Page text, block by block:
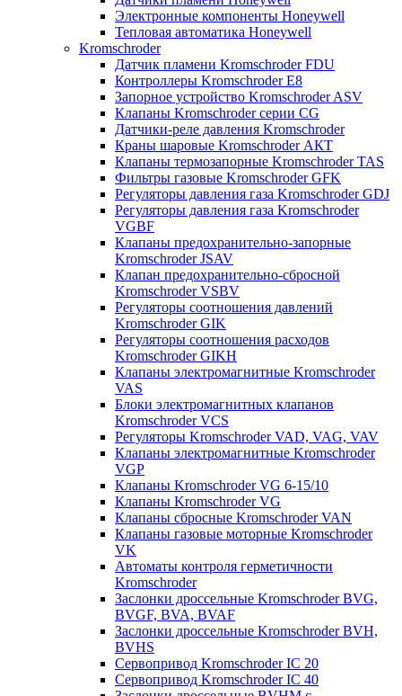
Электронные компоненты Honeywell
Тепловая автоматика Honeywell
Kromschroder
Датчик пламени Kromschroder FDU
Контроллеры Kromschroder E8
Запорное устройство Kromschroder ASV
Клапаны Kromschroder серии CG
Датчики-реле давления Kromschroder
Краны шаровые Kromschroder АКТ
Клапаны термозапорные Kromschroder TAS
Фильтры газовые Kromschroder GFK
Регуляторы давления газа Kromschroder GDJ
Регуляторы давления газа Kromschroder
VGBF
Клапаны предохранительно-запорные
Kromschroder JSAV
Клапан предохранительно-сбросной
Kromschroder VSBV
Регуляторы соотношения давлений
Kromschroder GIK
Регуляторы соотношения расходов
Kromschroder GIKH
Клапаны электромагнитные Kromschroder
VAS
Блоки электромагнитных клапанов
Kromschroder VCS
Регуляторы Kromschroder VAD, VAG, VAV
Клапаны электромагнитные Kromschroder
VGP
Клапаны Kromschroder VG 6-15/10
Клапаны Kromschroder VG
Клапаны сбросные Kromschroder VAN
Клапаны газовые моторные Kromschroder
VK
Автоматы контроля герметичности
Kromschroder
Заслонки дроссельные Kromschroder BVG,
BVGF, BVA, BVAF
Заслонки дроссельные Kromschroder BVH,
BVHS
Сервопривод Kromschroder IC 20
Сервопривод Kromschroder IC 40